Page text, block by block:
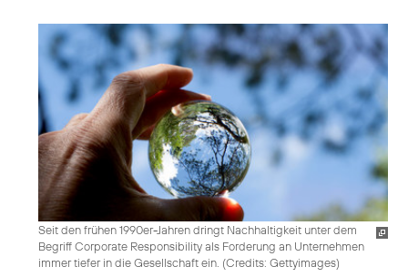
Seit den frühen 1990er-Jahren dringt Nachhaltigkeit unter dem
Begriff Corporate Responsibility als Forderung an Unternehmen
immer tiefer in die Gesellschaft ein. (Credits: Gettyimages)